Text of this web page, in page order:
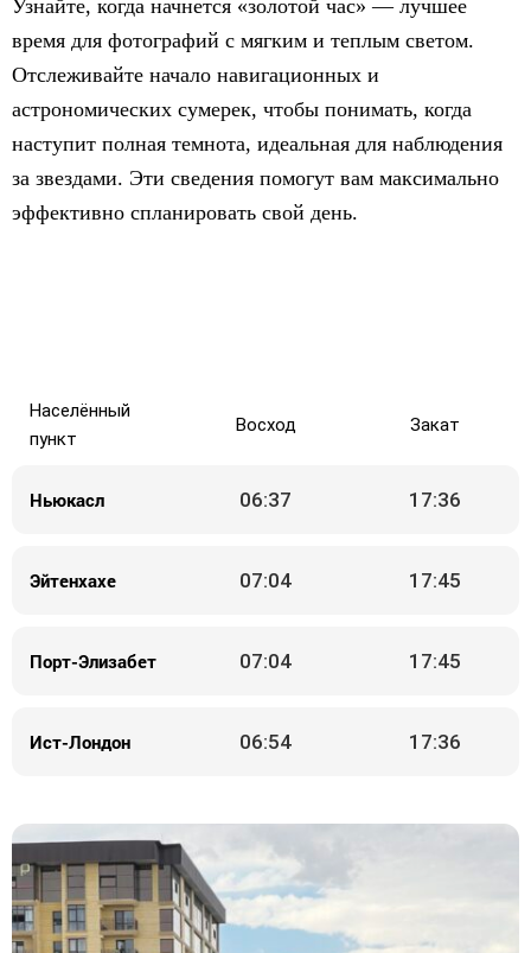
Узнайте, когда начнется «золотой час» — лучшее
время для фотографий с мягким и теплым светом.
Отслеживайте начало навигационных и
астрономических сумерек, чтобы понимать, когда
наступит полная темнота, идеальная для наблюдения
за звездами. Эти сведения помогут вам максимально
эффективно спланировать свой день.
Населённый
пункт
Восход Закат
Ньюкасл 06:37 17:36
Эйтенхахе 07:04 17:45
Порт-Элизабет 07:04 17:45
Ист-Лондон 06:54 17:36